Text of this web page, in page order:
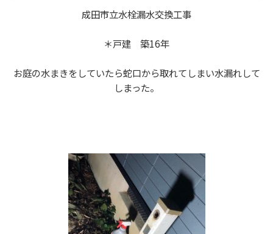
成田市立水栓漏水交換工事
＊戸建 築16年
お庭の水まきをしていたら蛇口から取れてしまい水漏れして
しまった。